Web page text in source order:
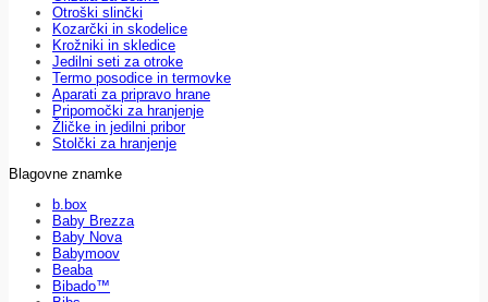
Otroški slinčki
Kozarčki in skodelice
Krožniki in skledice
Jedilni seti za otroke
Termo posodice in termovke
Aparati za pripravo hrane
Pripomočki za hranjenje
Žličke in jedilni pribor
Stolčki za hranjenje
Blagovne znamke
b.box
Baby Brezza
Baby Nova
Babymoov
Beaba
Bibado™